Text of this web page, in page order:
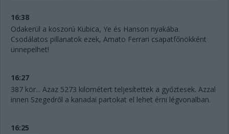
16:38
Odakerül a koszorú Kubica, Ye és Hanson nyakába.
Csodálatos pillanatok ezek, Amato Ferrari csapatfőnökként
ünnepelhet!
16:27
387 kör... Azaz 5273 kilométert teljesítettek a győztesek. Azzal
innen Szegedről a kanadai partokat el lehet érni légvonalban.
16:25